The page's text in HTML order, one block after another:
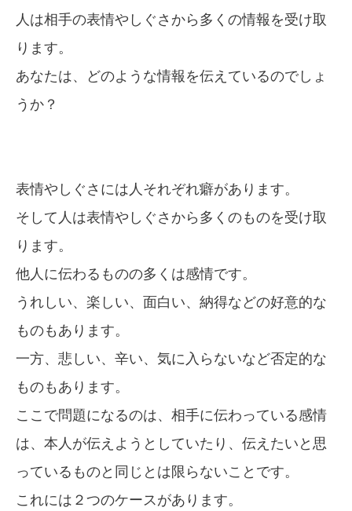
人は相手の表情やしぐさから多くの情報を受け取
ります。
あなたは、どのような情報を伝えているのでしょ
うか？
表情やしぐさには人それぞれ癖があります。
そして人は表情やしぐさから多くのものを受け取
ります。
他人に伝わるものの多くは感情です。
うれしい、楽しい、面白い、納得などの好意的な
ものもあります。
一方、悲しい、辛い、気に入らないなど否定的な
ものもあります。
ここで問題になるのは、相手に伝わっている感情
は、本人が伝えようとしていたり、伝えたいと思
っているものと同じとは限らないことです。
これには２つのケースがあります。